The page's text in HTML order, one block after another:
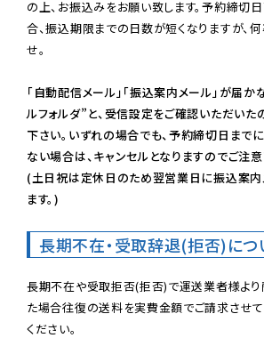
の上、お振込みをお願い致します。予約締切
合、振込期限までの日数が短くなりますが、
せ。
「自動配信メール」「振込案内メール」が届か
ルフォルダ”と、受信設定をご確認いただいた
下さい。いずれの場合でも、予約締切日まで
ない場合は、キャンセルとなりますのでご注意
(土日祝は定休日のため翌営業日に振込案内
ます。)
長期不在・受取辞退(拒否)につ
長期不在や受取拒否(拒否)で運送業者様よ
た場合往復の送料を実費金額でご請求させ
ください。